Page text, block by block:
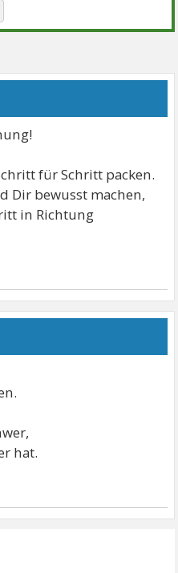
für Schritt packen.
Dir bewusst machen,
in Richtung
hat.